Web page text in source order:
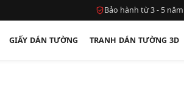
Bảo hành từ 3 - 5 năm
GIẤY DÁN TƯỜNG TRANH DÁN TƯỜNG 3D